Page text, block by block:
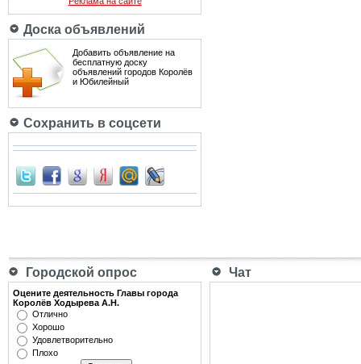
Доска объявлений
Добавить объявление на
бесплатную доску
объявлений городов Королёв
и Юбилейный
Сохранить в соцсети
Городской опрос Чат
Оцените деятельность Главы города
Королёв Ходырева А.Н.
Отлично
Хорошо
Удовлетворительно
Плохо